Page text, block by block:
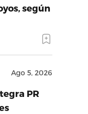
según
Ago 5, 2026
PR